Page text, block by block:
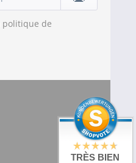
politique de
TRÈS BIEN